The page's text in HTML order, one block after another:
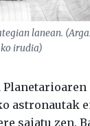
lanean.
irudia)
astronautak
saiatu zen.